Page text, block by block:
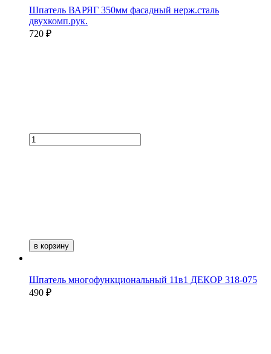
Шпатель ВАРЯГ 350мм фасадный нерж.сталь
двухкомп.рук.
720 ₽
в корзину
Шпатель многофункциональный 11в1 ДЕКОР 318-075
490 ₽